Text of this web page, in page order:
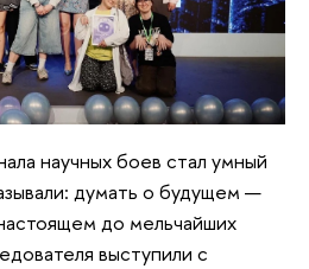
научных боев стал умный
думать о будущем —
до мельчайших
выступили с